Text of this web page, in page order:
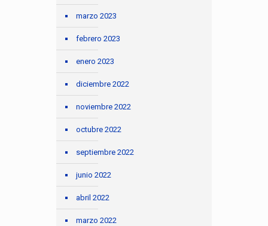
marzo 2023
febrero 2023
enero 2023
diciembre 2022
noviembre 2022
octubre 2022
septiembre 2022
junio 2022
abril 2022
marzo 2022